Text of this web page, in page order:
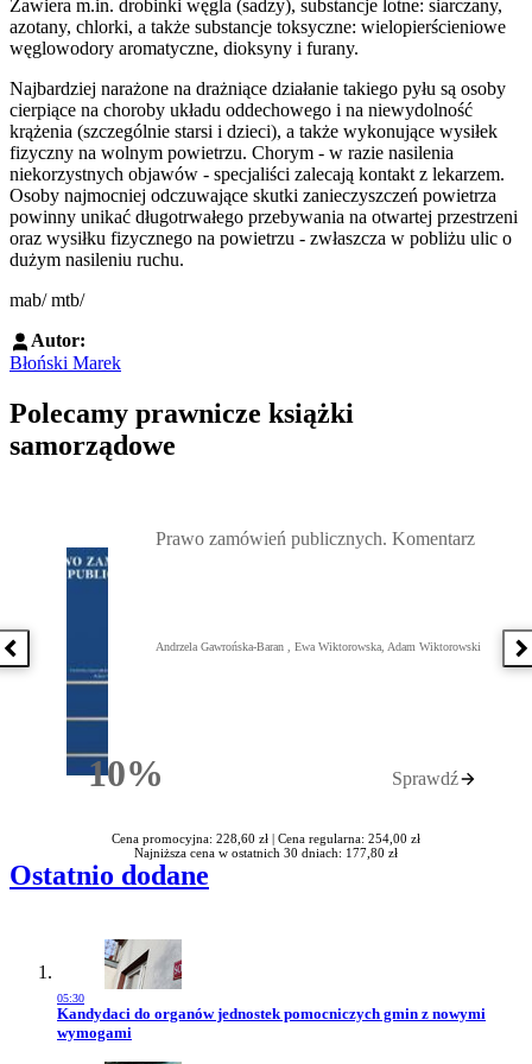
Zawiera m.in. drobinki węgla (sadzy), substancje lotne: siarczany,
azotany, chlorki, a także substancje toksyczne: wielopierścieniowe
węglowodory aromatyczne, dioksyny i furany.
Najbardziej narażone na drażniące działanie takiego pyłu są osoby
cierpiące na choroby układu oddechowego i na niewydolność
krążenia (szczególnie starsi i dzieci), a także wykonujące wysiłek
fizyczny na wolnym powietrzu. Chorym - w razie nasilenia
niekorzystnych objawów - specjaliści zalecają kontakt z lekarzem.
Osoby najmocniej odczuwające skutki zanieczyszczeń powietrza
powinny unikać długotrwałego przebywania na otwartej przestrzeni
oraz wysiłku fizycznego na powietrzu - zwłaszcza w pobliżu ulic o
dużym nasileniu ruchu.
mab/ mtb/
Autor:
Błoński Marek
Polecamy prawnicze książki
samorządowe
Poprzednia książka
10%Rabatu
Prawo zamówień publicznych. Komentarz
Andrzela Gawrońska-Baran , Ewa Wiktorowska, Adam Wiktorowski
Sprawdź
Cena promocyjna: 228,60 zł | Cena regularna: 254,00 zł
Najniższa cena w ostatnich 30 dniach: 177,80 zł
Ostatnio dodane
05:30
Przejdź do artykułu:
Kandydaci do organów jednostek pomocniczych gmin z nowymi
wymogami